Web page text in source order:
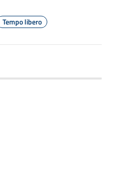
Tempo libero